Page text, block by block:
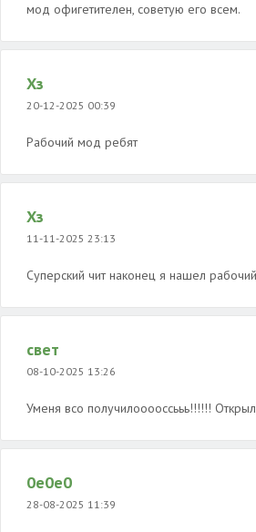
мод офигетителен, советую его всем.
Хз
20-12-2025 00:39
Рабочий мод ребят
Хз
11-11-2025 23:13
Суперский чит наконец я нашел рабочий
свет
08-10-2025 13:26
Уменя всо получилооооссььь!!!!!!
0e0e0
28-08-2025 11:39